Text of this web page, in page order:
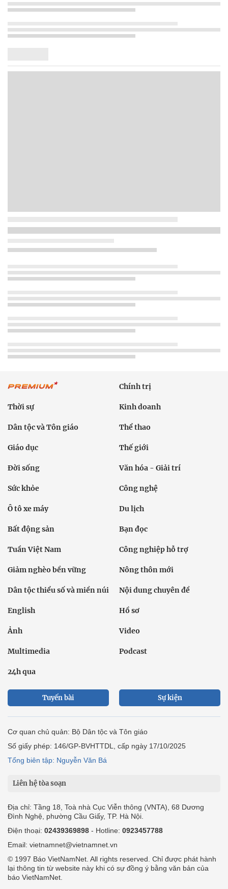
Chính trị
Thời sự Kinh doanh
Dân tộc và Tôn giáo Thể thao
Giáo dục Thế giới
Đời sống Văn hóa - Giải trí
Sức khỏe Công nghệ
Ô tô xe máy Du lịch
Bất động sản Bạn đọc
Tuần Việt Nam Công nghiệp hỗ trợ
Giảm nghèo bền vững Nông thôn mới
Dân tộc thiểu số và miền núi Nội dung chuyên đề
English Hồ sơ
Ảnh Video
Multimedia Podcast
24h qua
Tuyến bài Sự kiện
Cơ quan chủ quản: Bộ Dân tộc và Tôn giáo
Số giấy phép: 146/GP-BVHTTDL, cấp ngày 17/10/2025
Tổng biên tập: Nguyễn Văn Bá
Liên hệ tòa soạn
Địa chỉ: Tầng 18, Toà nhà Cục Viễn thông (VNTA), 68 Dương
Đình Nghệ, phường Cầu Giấy, TP. Hà Nội.
Điện thoại: 02439369898 - Hotline: 0923457788
Email: vietnamnet@vietnamnet.vn
© 1997 Báo VietNamNet. All rights reserved. Chỉ được phát hành
lại thông tin từ website này khi có sự đồng ý bằng văn bản của
báo VietNamNet.